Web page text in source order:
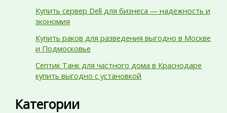
Купить сервер Dell для бизнеса — надежность и
экономия
Купить раков для разведения выгодно в Москве
и Подмосковье
Септик Танк для частного дома в Краснодаре
купить выгодно с установкой
Категории